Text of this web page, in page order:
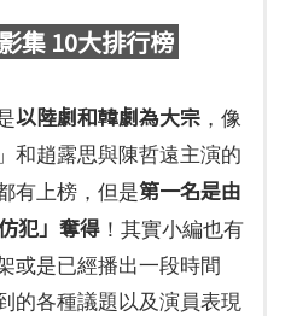
集 10大排行榜
以陸劇和韓劇為大宗 ，像
和趙露思與陳哲遠主演的
有上榜，但是第一名是由
犯」奪得 ！其實小編也有
或是已經播出一段時間
的各種議題以及演員表現